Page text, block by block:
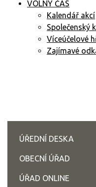
VOLNÝ ČAS
Kalendář akcí
Společenský
Víceúčelové
Zajímavé
ÚŘEDNÍ DESKA
OBECNÍ ÚŘAD
ÚŘAD ONLINE